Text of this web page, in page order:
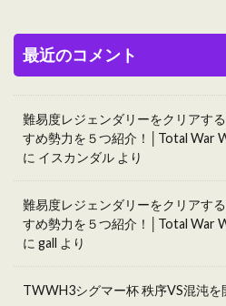
最近のコメント
難易度レジェンダリーをクリアす
すめ勢力を５つ紹介！│Total War
に イスカンダル より
難易度レジェンダリーをクリアす
すめ勢力を５つ紹介！│Total War
に gall より
TWWH3シグマー杯 秩序VS混沌を